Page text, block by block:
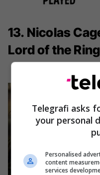
13. Nicolas
Lord of the
Telegrafi asks
your personal
Personalised
content
services